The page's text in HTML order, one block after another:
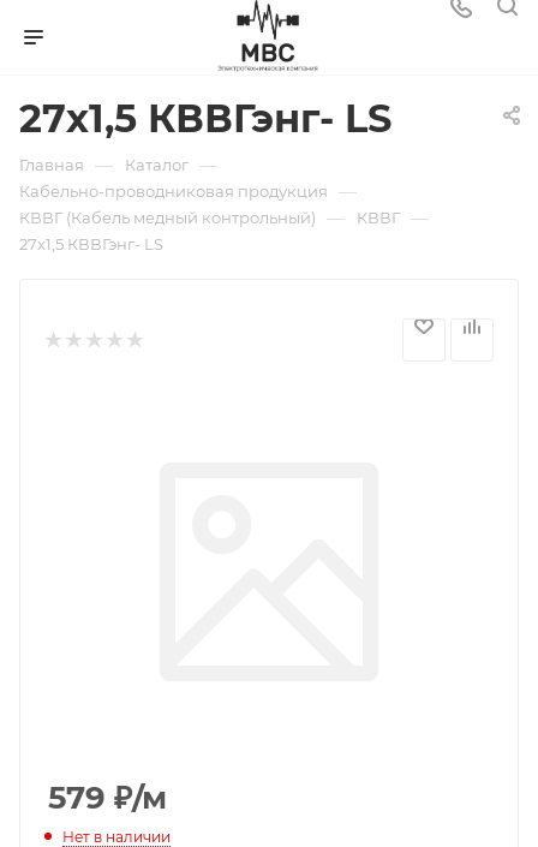
27х1,5 КВВГэнг- LS
Главная — Каталог —
Кабельно-проводниковая продукция —
КВВГ (Кабель медный контрольный) — КВВГ —
27х1,5 КВВГэнг- LS
579 ₽/м
Нет в наличии